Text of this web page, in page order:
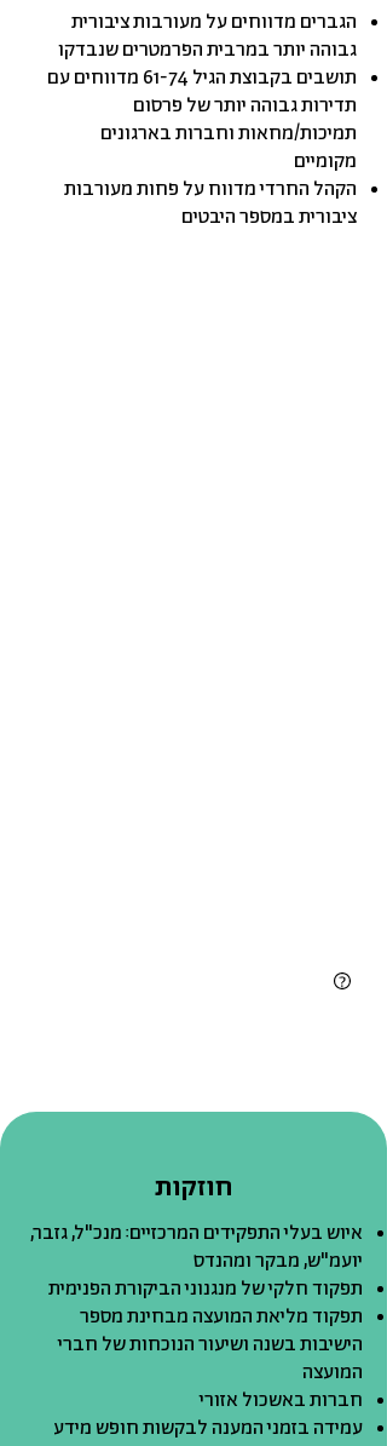
הגברים מדווחים על מעורבות ציבורית
גבוהה יותר במרבית הפרמטרים שנבדקו
תושבים בקבוצת הגיל 61-74 מדווחים עם
תדירות גבוהה יותר של פרסום
תמיכות/מחאות וחברות בארגונים
מקומיים
הקהל החרדי מדווח על פחות מעורבות
ציבוריתבמספר היבטים
חוזקות
איוש בעלי התפקידים המרכזיים: מנכ"ל, גזבר,
יועמ"ש, מבקר ומהנדס
תפקוד חלקי של מנגנוני הביקורת הפנימית
תפקוד מליאת המועצה מבחינת מספר
הישיבות בשנה ושיעור הנוכחות של חברי
המועצה
חברות באשכול אזורי
עמידה בזמני המענה לבקשות חופש מידע